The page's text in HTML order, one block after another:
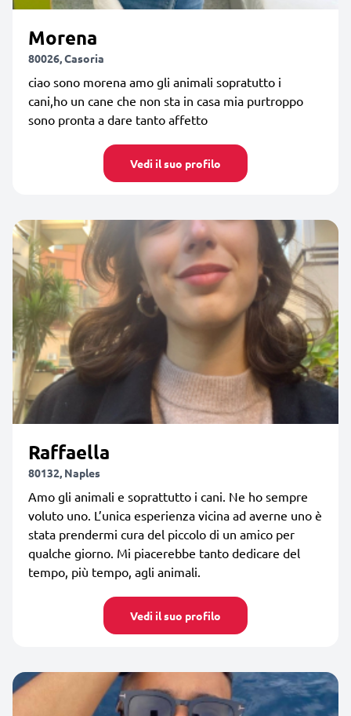
Morena
80026, Casoria
ciao sono morena amo gli animali sopratutto i
cani,ho un cane che non sta in casa mia purtroppo
sono pronta a dare tanto affetto
Vedi il suo profilo
Raffaella
80132, Naples
Amo gli animali e soprattutto i cani. Ne ho sempre
voluto uno. L’unica esperienza vicina ad averne uno è
stata prendermi cura del piccolo di un amico per
qualche giorno. Mi piacerebbe tanto dedicare del
tempo, più tempo, agli animali.
Vedi il suo profilo